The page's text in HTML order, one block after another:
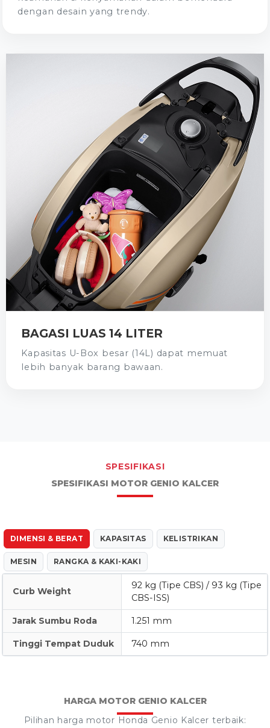
dengan desain yang trendy.
BAGASI LUAS 14 LITER
Kapasitas U-Box besar (14L) dapat memuat
lebih banyak barang bawaan.
SPESIFIKASI
SPESIFIKASI MOTOR GENIO KALCER
DIMENSI & BERAT KAPASITAS KELISTRIKAN
MESIN RANGKA & KAKI-KAKI
Curb Weight
92 kg (Tipe CBS) / 93 kg (Tipe
CBS-ISS)
Jarak Sumbu Roda 1.251 mm
Tinggi Tempat Duduk 740 mm
HARGA MOTOR GENIO KALCER
Pilihan harga motor Honda Genio Kalcer terbaik: